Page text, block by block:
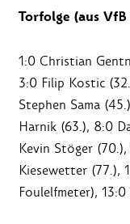
Torfolge (aus
1:0 Christian
3:0 Filip Kostic
Stephen Sama
Harnik (63.), 8:0
Kevin Stöger
Kiesewetter (77.),
Foulelfmeter),